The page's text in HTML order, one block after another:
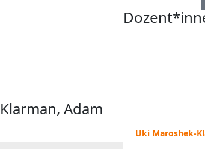
Adam
Uki Maroshek-